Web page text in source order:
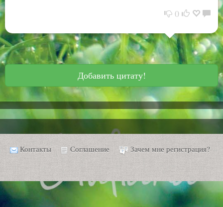
0
Добавить цитату!
Контакты Соглашение Зачем мне регистрация?